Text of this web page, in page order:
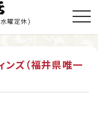
曜定休)
ンズ（福井県唯一